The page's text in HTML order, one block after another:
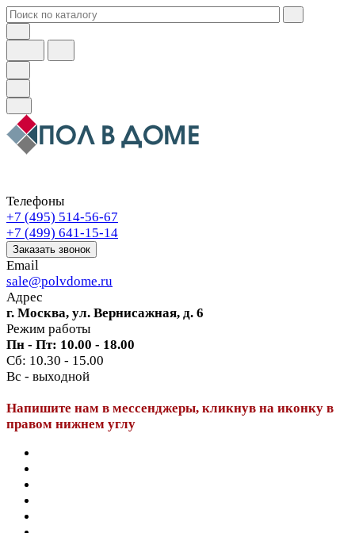
Телефоны
+7 (495) 514-56-67
+7 (499) 641-15-14
Заказать звонок
Email
sale@polvdome.ru
Адрес
г. Москва, ул. Вернисажная, д. 6
Режим работы
Пн - Пт: 10.00 - 18.00
Сб: 10.30 - 15.00
Вс - выходной
Напишите нам в мессенджеры, кликнув на иконку в
правом нижнем углу